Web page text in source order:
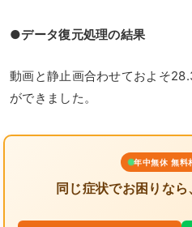
●データ復元処理の結果
動画と静止画合わせておよそ
ができました。
年中無休 無料
同じ症状でお困りな